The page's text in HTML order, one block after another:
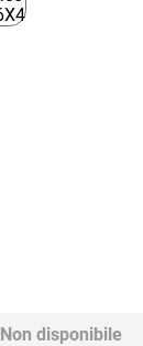
Non disponibile